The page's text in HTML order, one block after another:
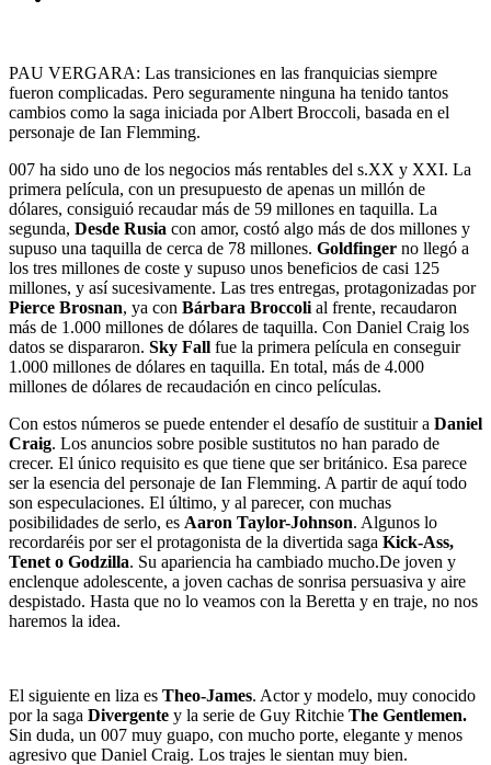
PAU VERGARA: Las transiciones en las franquicias siempre
fueron complicadas. Pero seguramente ninguna ha tenido tantos
cambios como la saga iniciada por Albert Broccoli, basada en el
personaje de Ian Flemming.
007 ha sido uno de los negocios más rentables del s.XX y XXI. La
primera película, con un presupuesto de apenas un millón de
dólares, consiguió recaudar más de 59 millones en taquilla. La
segunda, Desde Rusia con amor, costó algo más de dos millones y
supuso una taquilla de cerca de 78 millones. Goldfinger no llegó a
los tres millones de coste y supuso unos beneficios de casi 125
millones, y así sucesivamente. Las tres entregas, protagonizadas por
Pierce Brosnan, ya con Bárbara Broccoli al frente, recaudaron
más de 1.000 millones de dólares de taquilla. Con Daniel Craig los
datos se dispararon. Sky Fall fue la primera película en conseguir
1.000 millones de dólares en taquilla. En total, más de 4.000
millones de dólares de recaudación en cinco películas.
Con estos números se puede entender el desafío de sustituir a Daniel
Craig. Los anuncios sobre posible sustitutos no han parado de
crecer. El único requisito es que tiene que ser británico. Esa parece
ser la esencia del personaje de Ian Flemming. A partir de aquí todo
son especulaciones. El último, y al parecer, con muchas
posibilidades de serlo, es Aaron Taylor-Johnson. Algunos lo
recordaréis por ser el protagonista de la divertida saga Kick-Ass,
Tenet o Godzilla. Su apariencia ha cambiado mucho.De joven y
enclenque adolescente, a joven cachas de sonrisa persuasiva y aire
despistado. Hasta que no lo veamos con la Beretta y en traje, no nos
haremos la idea.
El siguiente en liza es Theo-James. Actor y modelo, muy conocido
por la saga Divergente y la serie de Guy Ritchie The Gentlemen.
Sin duda, un 007 muy guapo, con mucho porte, elegante y menos
agresivo que Daniel Craig. Los trajes le sientan muy bien.